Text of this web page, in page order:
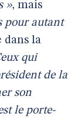
», mais
pour autant
la
qui
de la
son
le porte-